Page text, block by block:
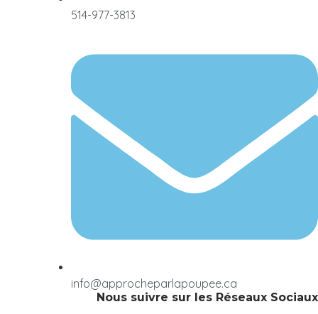
514-977-3813
info@approcheparlapoupee.ca
Nous suivre sur les Réseaux Sociaux